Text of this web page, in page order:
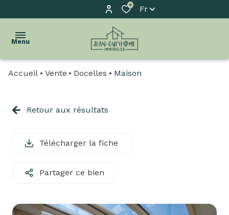
0 Fr
Menu
l'agence
biens
Accueil Vente Docelles Maison
Retour aux résultats
Télécharger la fiche
Partager ce bien